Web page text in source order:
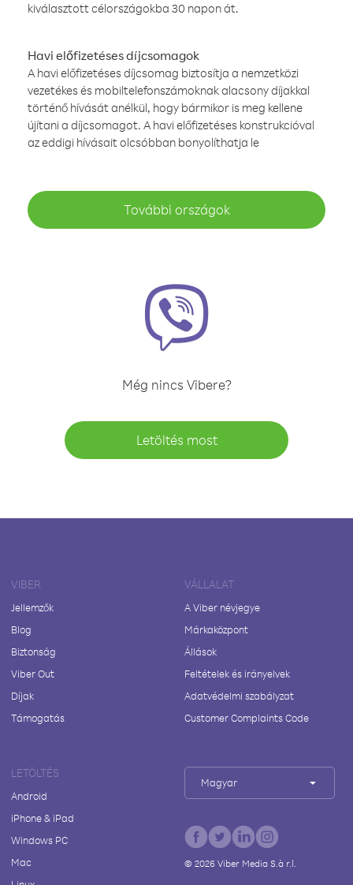
kiválasztott célországokba 30 napon át.
Havi előfizetéses díjcsomagok
A havi előfizetéses díjcsomag biztosítja a nemzetközi
vezetékes és mobiltelefonszámoknak alacsony díjakkal
történő hívását anélkül, hogy bármikor is meg kellene
újítani a díjcsomagot. A havi előfizetéses konstrukcióval
az eddigi hívásait olcsóbban bonyolíthatja le
További országok
Még nincs Vibere?
Letöltés most
VIBER
Jellemzők
Blog
Biztonság
Viber Out
Díjak
Támogatás
VÁLLALAT
A Viber névjegye
Márkaközpont
Állások
Feltételek és irányelvek
Adatvédelmi szabályzat
Customer Complaints Code
LETÖLTÉS
Android
iPhone & iPad
Windows PC
Mac
Magyar
© 2026Viber Media S.à r.l.